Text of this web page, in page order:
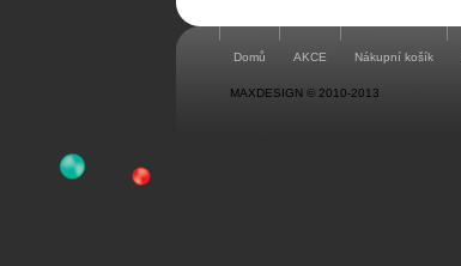
Domů AKCE Nákupní košík
MAXDESIGN © 2010-2013